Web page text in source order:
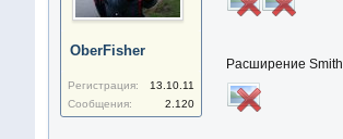
OberFisher
Регистрация:
13.10.11
Сообщения:
2.120
Расширение Smith